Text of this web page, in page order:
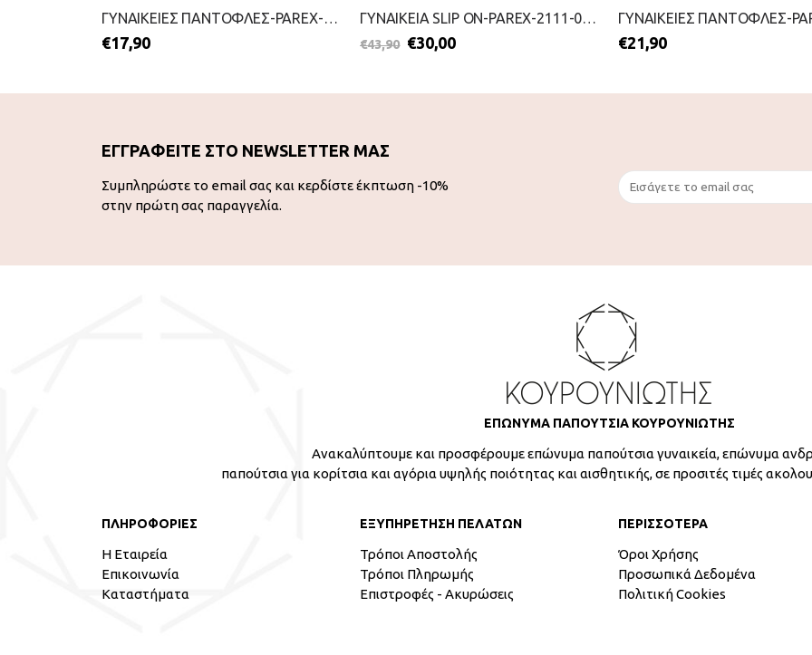
ΓΥΝΑΙΚΕΙΕΣ ΠΑΝΤΟΦΛΕΣ-PAREX-2111-0385-ΓΚΡΙ
€17,90
ΓΥΝΑΙΚΕΙΑ SLIP ON-PAREX-2111-0394-ΜΠΟΡΝΤΟ
€43,90 €30,00 €21,90
ΕΓΓΡΑΦΕΙΤΕ ΣΤΟ NEWSLETTER ΜΑΣ
Συμπληρώστε το email σας και κερδίστε έκπτωση -10%
στην πρώτη σας παραγγελία.
ΕΠΩΝΥΜΑ ΠΑΠΟΥΤΣΙΑ ΚΟΥΡΟΥΝΙΩΤΗΣ
Ανακαλύπτουμε και προσφέρουμε επώνυμα παπούτσια γυναικεία, επώνυμα
παπούτσια για κορίτσια και αγόρια υψηλής ποιότητας και αισθητικής, σε προσιτές τιμές
ΠΛΗΡΟΦΟΡΙΕΣ
Η Εταιρεία
Επικοινωνία
Καταστήματα
ΕΞΥΠΗΡΕΤΗΣΗ ΠΕΛΑΤΩΝ
Τρόποι Αποστολής
Τρόποι Πληρωμής
Επιστροφές - Ακυρώσεις
ΠΕΡΙΣΣΟΤΕΡΑ
Όροι Χρήσης
Προσωπικά Δεδομένα
Πολιτική Cookies